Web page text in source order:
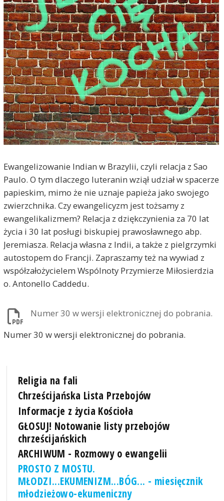
Ewangelizowanie Indian w Brazylii, czyli relacja z Sao
Paulo. O tym dlaczego luteranin wziął udział w spacerze
papieskim, mimo że nie uznaje papieża jako swojego
zwierzchnika. Czy ewangelicyzm jest tożsamy z
ewangelikalizmem? Relacja z dziękczynienia za 70 lat
życia i 30 lat posługi biskupiej prawosławnego abp.
Jeremiasza. Relacja własna z Indii, a także z pielgrzymki
autostopem do Francji. Zapraszamy też na wywiad z
współzałożycielem Wspólnoty Przymierze Miłosierdzia
o. Antonello Caddedu.
Numer 30 w wersji elektronicznej do pobrania.
Numer 30 w wersji elektronicznej do pobrania.
Religia na fali
Chrześcijańska Lista Przebojów
Informacje z życia Kościoła
GŁOSUJ! Notowanie listy przebojów
chrześcijańskich
ARCHIWUM - Rozmowy o ewangelii
PROSTO Z MOSTU.
MŁODZI...EKUMENIZM...BÓG... - miesięcznik
młodzieżowo-ekumeniczny